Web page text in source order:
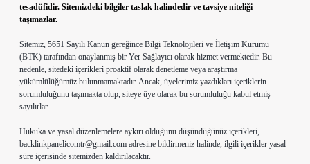
tesadüfidir. Sitemizdeki bilgiler taslak halindedir ve tavsiye niteliği
taşımazlar.
Sitemiz, 5651 Sayılı Kanun gereğince Bilgi Teknolojileri ve İletişim Kurumu
(BTK) tarafından onaylanmış bir Yer Sağlayıcı olarak hizmet vermektedir. Bu
nedenle, sitedeki içerikleri proaktif olarak denetleme veya araştırma
yükümlülüğümüz bulunmamaktadır. Ancak, üyelerimiz yazdıkları içeriklerin
sorumluluğunu taşımakta olup, siteye üye olarak bu sorumluluğu kabul etmiş
sayılırlar.
Hukuka ve yasal düzenlemelere aykırı olduğunu düşündüğünüz içerikleri,
backlinkpanelicomtr@gmail.com adresine bildirmeniz halinde, ilgili içerikler yasal
süre içerisinde sitemizden kaldırılacaktır.